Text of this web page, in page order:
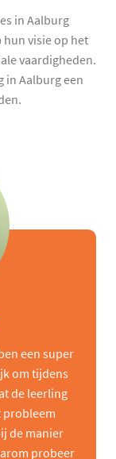
in Aalburg
visie op het
vaardigheden.
in Aalburg een
een super
om tijdens
de leerling
probleem
de manier
probeer